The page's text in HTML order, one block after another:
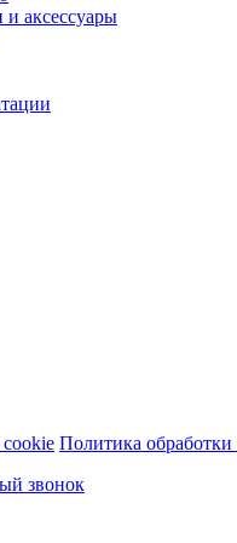
аксессуары
cookie Политика
звонок